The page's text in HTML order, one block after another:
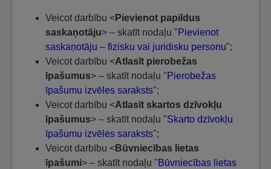
Veicot darbību <Pievienot papildus
saskaņotāju> – skatīt nodaļu " Pievienot
saskaņotāju – fizisku vai juridisku personu";
Veicot darbību <Atlasīt pierobežas
īpašumus> – skatīt nodaļu " Pierobežas
īpašumu izvēles saraksts";
Veicot darbību <Atlasīt skartos dzīvokļu
īpašumus> – skatīt nodaļu "Skarto dzīvokļu
īpašumu izvēles saraksts";
Veicot darbību <Būvniecības lietas
īpašumi> – skatīt nodaļu " Būvniecības lietas